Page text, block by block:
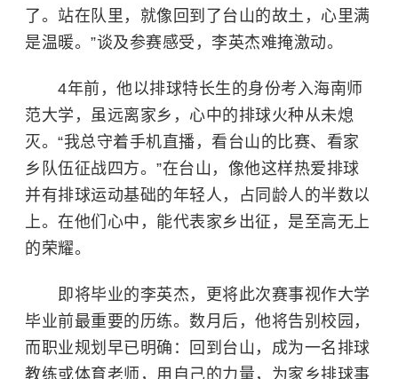
了。站在队里，就像回到了台山的故土，心里满
是温暖。”谈及参赛感受，李英杰难掩激动。
4年前，他以排球特长生的身份考入海南师
范大学，虽远离家乡，心中的排球火种从未熄
灭。“我总守着手机直播，看台山的比赛、看家
乡队伍征战四方。”在台山，像他这样热爱排球
并有排球运动基础的年轻人，占同龄人的半数以
上。在他们心中，能代表家乡出征，是至高无上
的荣耀。
即将毕业的李英杰，更将此次赛事视作大学
毕业前最重要的历练。数月后，他将告别校园，
而职业规划早已明确：回到台山，成为一名排球
教练或体育老师，用自己的力量，为家乡排球事